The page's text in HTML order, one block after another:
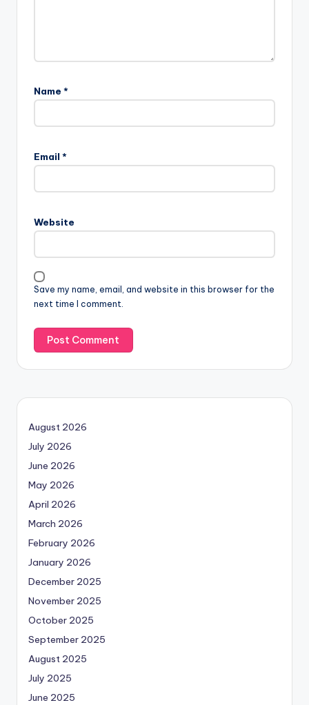
Name *
Email *
Website
Save my name, email, and website in this browser for the
next time I comment.
August 2026
July 2026
June 2026
May 2026
April 2026
March 2026
February 2026
January 2026
December 2025
November 2025
October 2025
September 2025
August 2025
July 2025
June 2025